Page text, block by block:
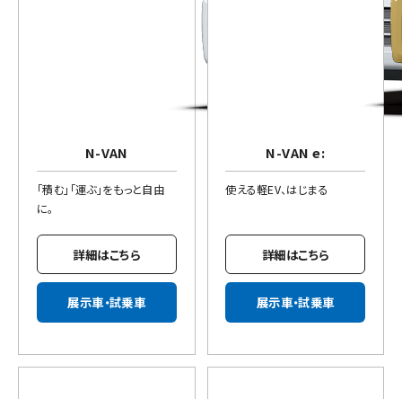
N-VAN
「積む」「運ぶ」をもっと自由
に。
詳細はこちら
展示車・試乗車
N-VAN e:
使える軽EV、はじまる
詳細はこちら
展示車・試乗車